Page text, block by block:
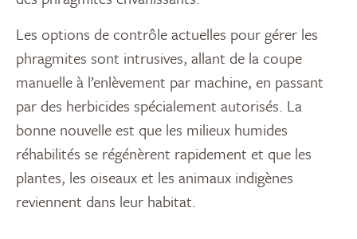
Les options de contrôle actuelles pour gérer les
phragmites sont intrusives, allant de la coupe
manuelle à l’enlèvement par machine, en passant
par des herbicides spécialement autorisés. La
bonne nouvelle est que les milieux humides
réhabilités se régénèrent rapidement et que les
plantes, les oiseaux et les animaux indigènes
reviennent dans leur habitat.